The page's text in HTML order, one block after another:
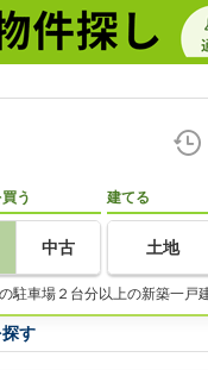
う
中古
建てる
土地
駐車場２台分以上の新築一戸
す